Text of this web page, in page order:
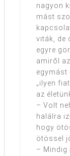
nagyon
mást
viták, de
egyre
amiről
egymást
„ilyen
az
– Volt
halálra
hogy
ötössel
– Mindig